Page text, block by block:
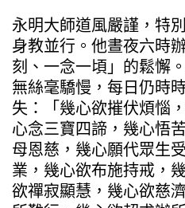
永明大師道風嚴謹，特
身教並行。他晝夜六時
刻、一念一頃」的鬆懈
無絲毫驕慢，每日仍時
失：「幾心欲摧伏煩惱
心念三寶四諦，幾心悟
母恩慈，幾心願代眾生
業，幾心欲布施持戒，
欲禪寂顯慧，幾心欲慈